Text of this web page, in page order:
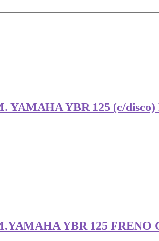
YAMAHA YBR 125 (c/
YBR 125 FRENO